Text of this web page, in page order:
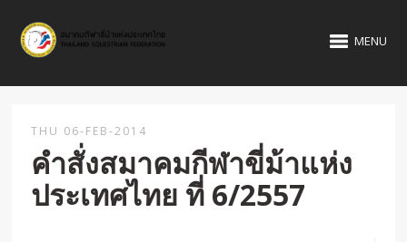
MENU
THU 06-FEB-2014
คำสั่งสมาคมกีฬาขี่ม้าแห่ง
ประเทศไทย ที่ 6/2557